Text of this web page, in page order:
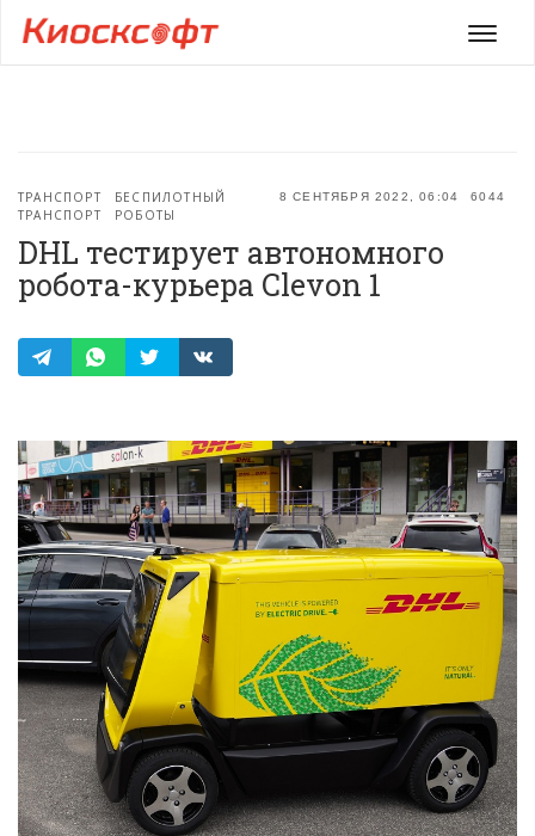
Меню
8 СЕНТЯБРЯ 2022, 06:04 6044
ТРАНСПОРТ
БЕСПИЛОТНЫЙ
ТРАНСПОРТ
РОБОТЫ
DHL тестирует автономного
робота-курьера Clevon 1